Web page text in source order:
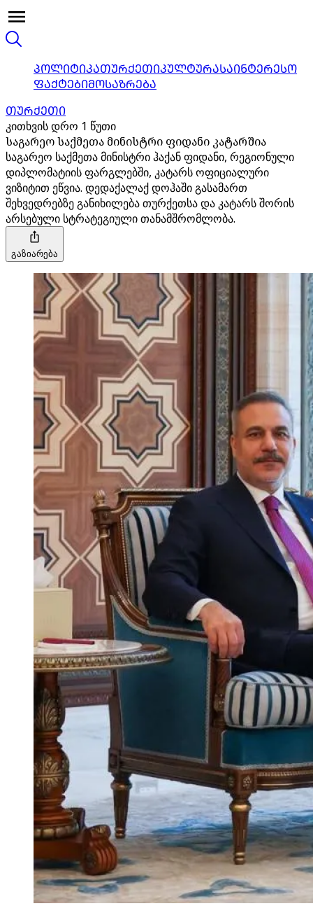
ᲞᲝᲚᲘᲢᲘᲙᲐᲗᲣᲠᲥᲔᲗᲘᲙᲣᲚᲢᲣᲠᲐᲡᲐᲘᲜᲢᲔᲠᲔᲡᲝ
ᲤᲐᲥᲢᲔᲑᲘᲛᲝᲡᲐᲖᲠᲔᲑᲐ
ᲗᲣᲠᲥᲔᲗᲘ
კითხვის დრო 1 წუთი
საგარეო საქმეთა მინისტრი ფიდანი კატარშია
საგარეო საქმეთა მინისტრი ჰაქან ფიდანი, რეგიონული
დიპლომატიის ფარგლებში, კატარს ოფიციალური
ვიზიტით ეწვია. დედაქალაქ დოჰაში გასამართ
შეხვედრებზე განიხილება თურქეთსა და კატარს შორის
არსებული სტრატეგიული თანამშრომლობა.
გაზიარება